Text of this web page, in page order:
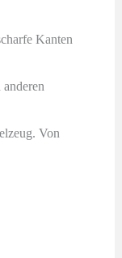
Kanten
Von